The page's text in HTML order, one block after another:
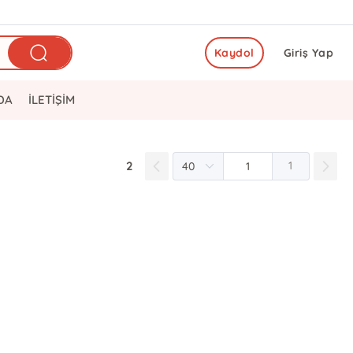
Giriş Yap
Kaydol
İLETİŞİM
2 1